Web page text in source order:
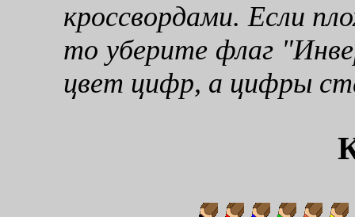
кроссвордами. Если
то уберите флаг
цвет цифр, а цифры